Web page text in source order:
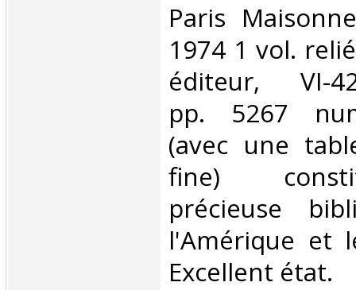
‎Paris
1974 1 vol.
éditeur, VI-
pp. 5267
(avec une
fine)
précieuse
l'Amérique et
Excellent état.‎